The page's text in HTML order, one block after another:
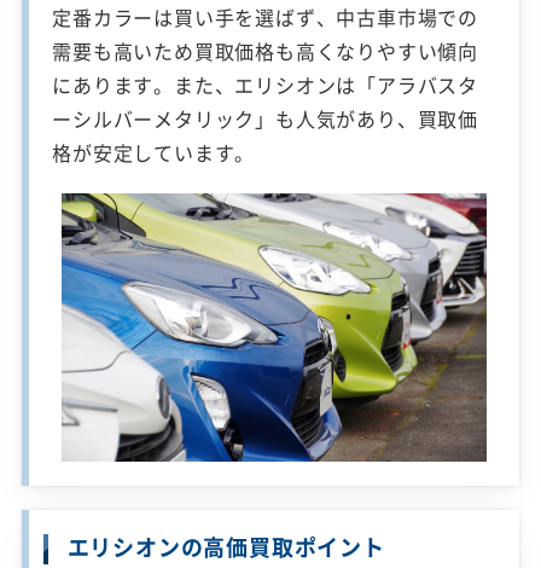
定番カラーは買い手を選ばず、中古車市場での
需要も高いため買取価格も高くなりやすい傾向
にあります。また、エリシオンは「アラバスタ
ーシルバーメタリック」も人気があり、買取価
格が安定しています。
エリシオンの高価買取ポイント